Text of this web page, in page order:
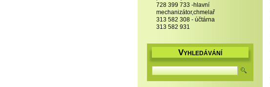
728 399 733 -hlavní
mechanizátor,chmelař
313 582 308 - účtárna
313 582 931
VYHLEDÁVÁNÍ